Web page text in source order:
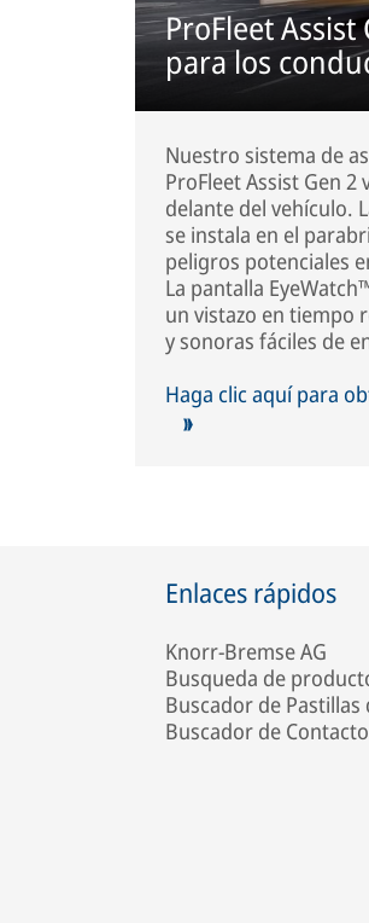
ProFleet
para los
Nuestro sistema de
ProFleet Assist Gen 2
delante del vehículo.
se instala en el
peligros potenciales
La pantalla
un vistazo en tiempo
y sonoras fáciles de
Haga clic aquí para
Enlaces rápidos
Knorr-Bremse AG
Busqueda de
Buscador de Pastillas
Buscador de